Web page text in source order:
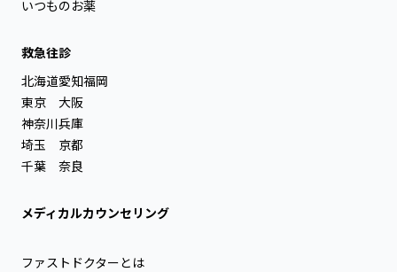
いつものお薬
救急往診
北海道
東京
神奈川
埼玉
千葉
愛知
大阪
兵庫
京都
奈良
福岡
メディカルカウンセリング
ファストドクターとは